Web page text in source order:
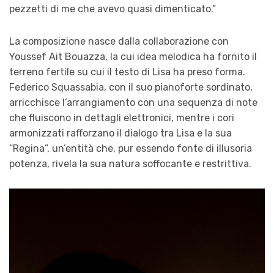
pezzetti di me che avevo quasi dimenticato.”
La composizione nasce dalla collaborazione con
Youssef Ait Bouazza, la cui idea melodica ha fornito il
terreno fertile su cui il testo di Lisa ha preso forma.
Federico Squassabia, con il suo pianoforte sordinato,
arricchisce l’arrangiamento con una sequenza di note
che fluiscono in dettagli elettronici, mentre i cori
armonizzati rafforzano il dialogo tra Lisa e la sua
“Regina”, un’entità che, pur essendo fonte di illusoria
potenza, rivela la sua natura soffocante e restrittiva.